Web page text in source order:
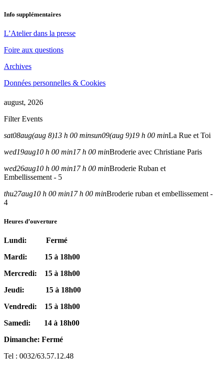
Info supplémentaires
L’Atelier dans la presse
Foire aux questions
Archives
Données personnelles & Cookies
august, 2026
Filter Events
sat08aug(aug 8)13 h 00 minsun09(aug 9)19 h 00 minLa Rue et Toi
wed19aug10 h 00 min17 h 00 minBroderie avec Christiane Paris
wed26aug10 h 00 min17 h 00 minBroderie Ruban et
Embellissement - 5
thu27aug10 h 00 min17 h 00 minBroderie ruban et embellissement -
4
Heures d’ouverture
Lundi: Fermé
Mardi: 15 à 18h00
Mercredi: 15 à 18h00
Jeudi: 15 à 18h00
Vendredi: 15 à 18h00
Samedi: 14 à 18h00
Dimanche: Fermé
Tel : 0032/63.57.12.48